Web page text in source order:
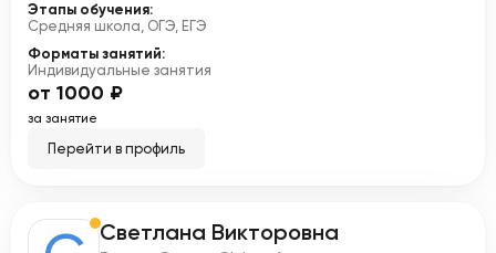
Этапы обучения:
Средняя школа, ОГЭ, ЕГЭ
Форматы занятий:
Индивидуальные занятия
от 1000 ₽
за занятие
Перейти в профиль
Светлана Викторовна